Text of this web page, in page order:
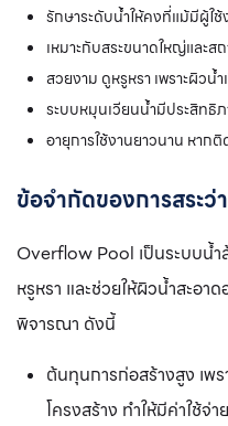
รักษาระดับน้ำให้คงที่แม้มีผู้ใ
เหมาะกับสระขนาดใหญ่และส
สวยงาม ดูหรูหรา เพราะผิวน้
ระบบหมุนเวียนน้ำมีประสิทธิ
อายุการใช้งานยาวนาน หาก
ข้อจำกัดของการสระ
Overflow Pool เป็นระบบน้ำ
หรูหรา และช่วยให้ผิวน้ำสะอา
พิจารณา ดังนี้
ต้นทุนการก่อสร้างสูง เพ
โครงสร้าง ทำให้มีค่าใช้จ่